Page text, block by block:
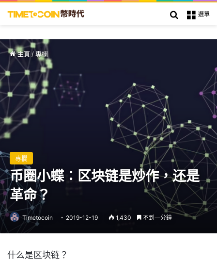
選單
搜索
主頁 /專欄
專欄
币圈小蝶：区块链是炒作，还是
革命？
Timetocoin 2019-12-19 1,430 不到一分鐘
什么是区块链？